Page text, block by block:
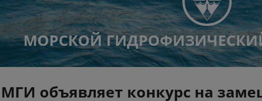
МОРСКОЙ
объявляет конкурс на